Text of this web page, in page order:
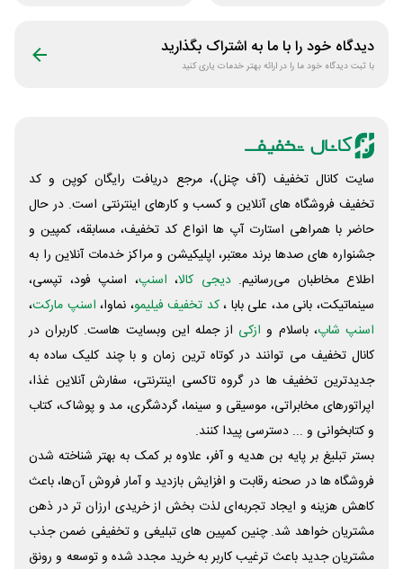
دیدگاه خود را با ما به اشتراک بگذارید
با ثبت دیدگاه خود ما را در ارائه بهتر خدمات یاری کنید
سایت کانال تخفیف (آف چنل)، مرجع دریافت رایگان کوپن و کد
تخفیف فروشگاه های آنلاین و کسب و‌ کارهای اینترنتی است. در حال
حاضر با همراهی استارت آپ ها انواع کد تخفیف، مسابقه، کمپین و
جشنواره های صدها برند معتبر، اپلیکیشن و مراکز خدمات آنلاین را به
اطلاع مخاطبان می‌رسانیم. دیجی کالا، اسنپ، اسنپ فود، تپسی،
سینماتیکت، بانی مد، علی‌ بابا ،کد تخفیف فیلیمو، نماوا، اسنپ مارکت،
اسنپ شاپ، باسلام و ازکی از جمله این وبسایت ‌هاست. کاربران در
کانال تخفیف می توانند در کوتاه ترین زمان و با چند کلیک ساده به
جدیدترین تخفیف ها در گروه تاکسی اینترنتی، سفارش آنلاین غذا،
اپراتورهای مخابراتی، موسیقی و سینما، گردشگری، مد و پوشاک، کتاب
و کتابخوانی و ... دسترسی پیدا کنند.
بستر تبلیغ بر پایه بن هدیه و آفر، علاوه بر کمک به بهتر شناخته شدن
فروشگاه ها در صحنه رقابت و افزایش بازدید و آمار فروش آن‌ها، باعث
کاهش هزینه و ایجاد تجربه‌ای لذت بخش از خریدی ارزان تر در ذهن
مشتریان خواهد شد. چنین کمپین های تبلیغی و تخفیفی ضمن جذب
مشتریان جدید باعث ترغیب کاربر به خرید مجدد شده و توسعه و رونق